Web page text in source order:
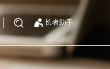
长者助手